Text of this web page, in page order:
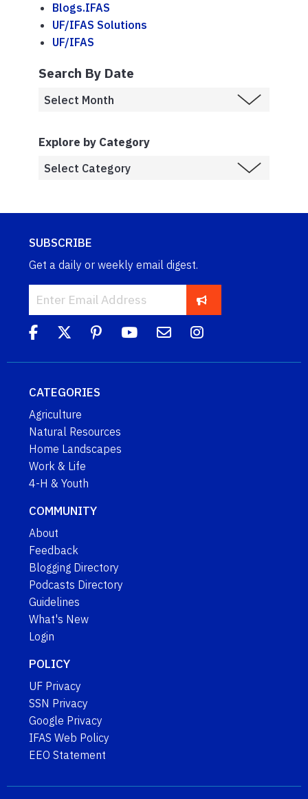
Blogs.IFAS
UF/IFAS Solutions
UF/IFAS
Search By Date
Explore by Category
SUBSCRIBE
Get a daily or weekly email digest.
CATEGORIES
Agriculture
Natural Resources
Home Landscapes
Work & Life
4-H & Youth
COMMUNITY
About
Feedback
Blogging Directory
Podcasts Directory
Guidelines
What's New
Login
POLICY
UF Privacy
SSN Privacy
Google Privacy
IFAS Web Policy
EEO Statement